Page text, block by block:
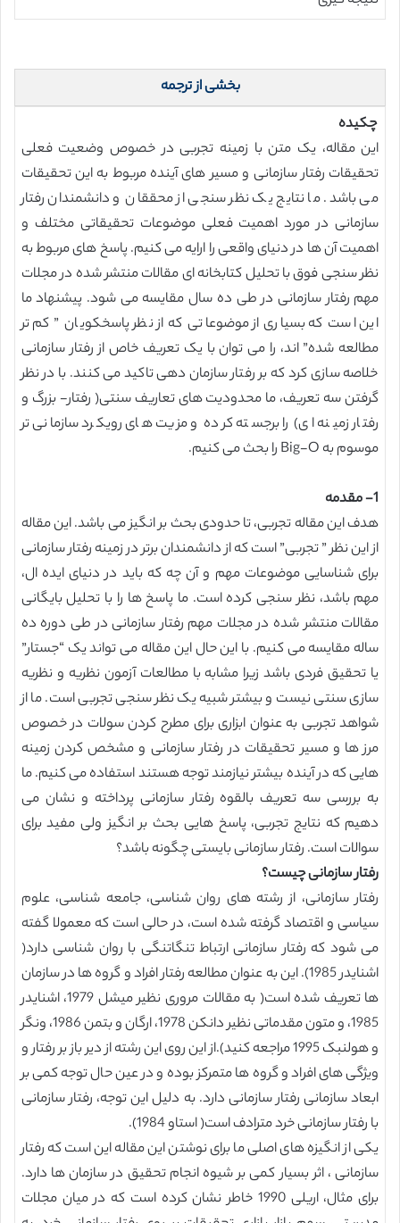
بخشی از ترجمه
چکیده
این مقاله، یک متن با زمینه تجربی در خصوص وضعیت فعلی
تحقیقات رفتار سازمانی و مسیر های آینده مربوط به این تحقیقات
می باشد. ما نتایج یک نظر سنجی از محققان و دانشمندان رفتار
سازمانی در مورد اهمیت فعلی موضوعات تحقیقاتی مختلف و
اهمیت آن ها در دنیای واقعی را ارایه می کنیم. پاسخ های مربوط به
نظر سنجی فوق با تحلیل کتابخانه ای مقالات منتشر شده در مجلات
مهم رفتار سازمانی در طی ده سال مقایسه می شود. پیشنهاد ما
این است که بسیاری از موضوعاتی که از نظر پاسخکویان ” کم تر
مطالعه شده” اند، را می توان با یک تعریف خاص از رفتار سازمانی
خلاصه سازی کرد که بر رفتار سازمان دهی تاکید می کنند. با در نظر
گرفتن سه تعریف، ما محدودیت های تعاریف سنتی( رفتار- بزرگ و
رفتار زمینه ای) را برجسته کرده و مزیت های رویکرد سازمانی تر
موسوم به Big-O را بحث می کنیم.
1- مقدمه
هدف این مقاله تجربی، تا حدودی بحث بر انگیز می باشد. این مقاله
از این نظر ” تجربی” است که از دانشمندان برتر در زمینه رفتار سازمانی
برای شناسایی موضوعات مهم و آن چه که باید در دنیای ایده ال،
مهم باشد، نظر سنجی کرده است. ما پاسخ ها را با تحلیل بایگانی
مقالات منتشر شده در مجلات مهم رفتار سازمانی در طی دوره ده
ساله مقایسه می کنیم. با این حال این مقاله می تواند یک “جستار”
یا تحقیق فردی باشد زیرا مشابه با مطالعات آزمون نظریه و نظریه
سازی سنتی نیست و بیشتر شبیه یک نظر سنجی تجربی است. ما از
شواهد تجربی به عنوان ابزاری برای مطرح کردن سولات در خصوص
مرز ها و مسیر تحقیقات در رفتار سازمانی و مشخص کردن زمینه
هایی که در آینده بیشتر نیازمند توجه هستند استفاده می کنیم. ما
به بررسی سه تعریف بالقوه رفتار سازمانی پرداخته و نشان می
دهیم که نتایج تجربی، پاسخ هایی بحث بر انگیز ولی مفید برای
سوالات است. رفتار سازمانی بایستی چگونه باشد؟
رفتار سازمانی چیست؟
رفتار سازمانی، از رشته های روان شناسی، جامعه شناسی، علوم
سیاسی و اقتصاد گرفته شده است، در حالی است که معمولا گفته
می شود که رفتار سازمانی ارتباط تنگاتنگی با روان شناسی دارد(
اشنایدر 1985). این به عنوان مطالعه رفتار افراد و گروه ها در سازمان
ها تعریف شده است( به مقالات مروری نظیر میشل 1979، اشنایدر
1985، و متون مقدماتی نظیر دانکن 1978، ارگان و بتمن 1986، ونگر
و هولنبک 1995 مراجعه کنید).از این روی این رشته از دیر باز بر رفتار و
ویژگی های افراد و گروه ها متمرکز بوده و در عین حال توجه کمی بر
ابعاد سازمانی رفتار سازمانی دارد. به دلیل این توجه، رفتار سازمانی
با رفتار سازمانی خرد مترادف است( استاو 1984).
یکی از انگیزه های اصلی ما برای نوشتن این مقاله این است که رفتار
سازمانی ، اثر بسیار کمی بر شیوه انجام تحقیق در سازمان ها دارد.
برای مثال، اریلی 1990 خاطر نشان کرده است که در میان مجلات